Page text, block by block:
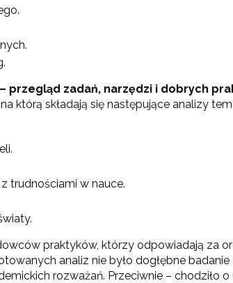
2.14"
przegląd zadań, narzędzi i dobrych
na którą składają się następujące analizy
trudnościami w nauce.
praktyków, którzy odpowiadają za
analiz nie było dogłębne badanie
rozważań. Przeciwnie – chodziło